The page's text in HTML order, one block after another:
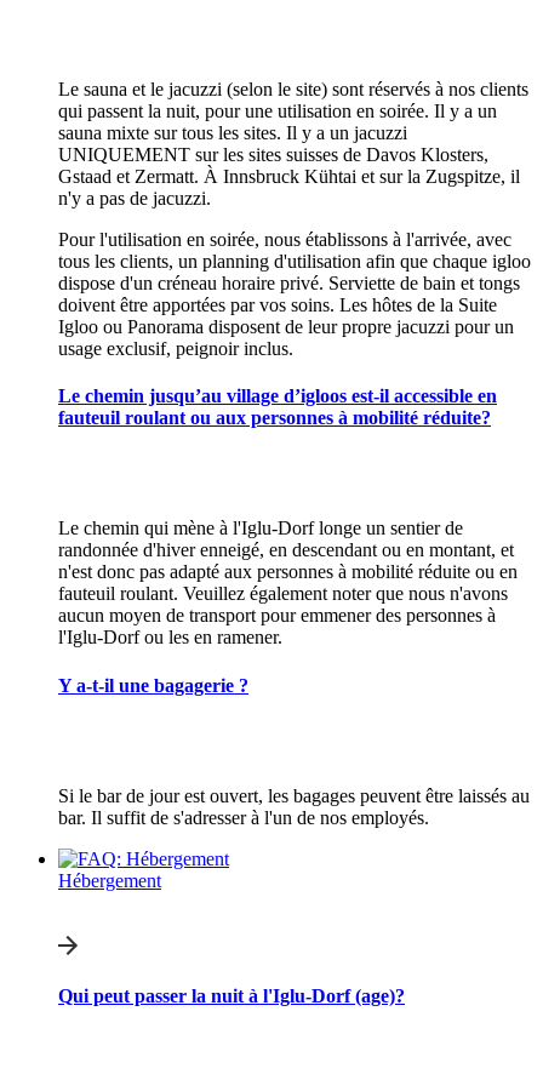
Le sauna et le jacuzzi (selon le site) sont réservés à nos clients
qui passent la nuit, pour une utilisation en soirée. Il y a un
sauna mixte sur tous les sites. Il y a un jacuzzi
UNIQUEMENT sur les sites suisses de Davos Klosters,
Gstaad et Zermatt. À Innsbruck Kühtai et sur la Zugspitze, il
n'y a pas de jacuzzi.
Pour l'utilisation en soirée, nous établissons à l'arrivée, avec
tous les clients, un planning d'utilisation afin que chaque igloo
dispose d'un créneau horaire privé. Serviette de bain et tongs
doivent être apportées par vos soins. Les hôtes de la Suite
Igloo ou Panorama disposent de leur propre jacuzzi pour un
usage exclusif, peignoir inclus.
Le chemin jusqu’au village d’igloos est-il accessible en
fauteuil roulant ou aux personnes à mobilité réduite?
Le chemin qui mène à l'Iglu-Dorf longe un sentier de
randonnée d'hiver enneigé, en descendant ou en montant, et
n'est donc pas adapté aux personnes à mobilité réduite ou en
fauteuil roulant. Veuillez également noter que nous n'avons
aucun moyen de transport pour emmener des personnes à
l'Iglu-Dorf ou les en ramener.
Y a-t-il une bagagerie ?
Si le bar de jour est ouvert, les bagages peuvent être laissés au
bar. Il suffit de s'adresser à l'un de nos employés.
Hébergement
Qui peut passer la nuit à l'Iglu-Dorf (age)?